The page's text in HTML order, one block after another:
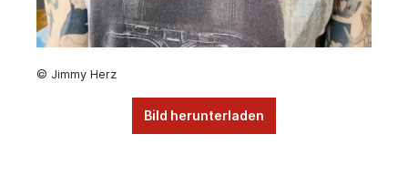
© Jimmy Herz
Bild herunterladen